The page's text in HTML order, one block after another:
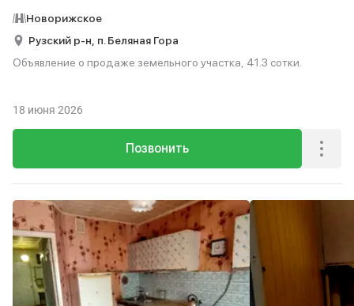
Новорижское
Рузский р-н, п. Беляная Гора
Объявление о продаже земельного участка, 41.3 сотки.
Позвонить
18 июня 2026